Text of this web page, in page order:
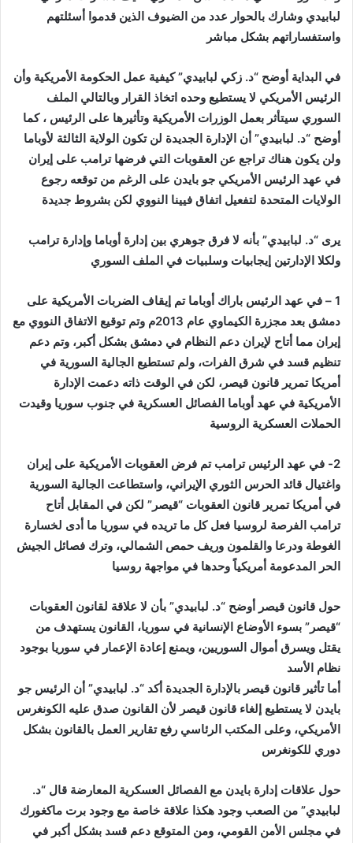
لبابيدي وشارك بالحوار عدد من الضيوف الذين قدموا أسئلتهم
واستفساراتهم بشكل مباشر
في البداية أوضح “د. زكي لبابيدي” كيفية عمل الحكومة الأمريكية وأن
الرئيس الأمريكي لا يستطيع وحده اتخاذ القرار وبالتالي الملف
السوري سيتأثر بعمل الوزرات الأمريكية وتأثيرها على الرئيس ، كما
أوضح “د. لبابيدي” أن الإدارة الجديدة لن تكون الولاية الثالثة لأوباما
ولن يكون هناك تراجع عن العقوبات التي فرضها ترامب على إيران
في عهد الرئيس الأمريكي جو بايدن على الرغم من توقعه رجوع
الولايات المتحدة لتفعيل اتفاق فيينا النووي لكن بشروط جديدة
يرى “د. لبابيدي” بأنه لا فرق جوهري بين إدارة أوباما وإدارة ترامب
ولكلا الإدارتين إيجابيات وسلبيات في الملف السوري
1 – في عهد الرئيس باراك أوباما تم إيقاف الضربات الأمريكية على
دمشق بعد مجزرة الكيماوي عام 2013م وتم توقيع الاتفاق النووي مع
إيران مما أتاح لإيران دعم النظام في دمشق بشكل أكبر، وتم دعم
تنظيم قسد في شرق الفرات، ولم تستطيع الجالية السورية في
أمريكا تمرير قانون قيصر، لكن في الوقت ذاته دعمت الإدارة
الأمريكية في عهد أوباما الفصائل العسكرية في جنوب سوريا وقيدت
الحملات العسكرية الروسية
2- في عهد الرئيس ترامب تم فرض العقوبات الأمريكية على إيران
واغتيال قائد الحرس الثوري الإيراني، واستطاعت الجالية السورية
في أمريكا تمرير قانون العقوبات “قيصر” لكن في المقابل أتاح
ترامب الفرصة لروسيا فعل كل ما تريده في سوريا ما أدى لخسارة
الغوطة ودرعا والقلمون وريف حمص الشمالي، وترك فصائل الجيش
الحر المدعومة أمريكياً وحدها في مواجهة روسيا
حول قانون قيصر أوضح “د. لبابيدي” بأن لا علاقة لقانون العقوبات
“قيصر” بسوء الأوضاع الإنسانية في سوريا، القانون يستهدف من
يقتل ويسرق أموال السوريين، ويمنع إعادة الإعمار في سوريا بوجود
نظام الأسد
أما تأثير قانون قيصر بالإدارة الجديدة أكد “د. لبابيدي” أن الرئيس جو
بايدن لا يستطيع إلغاء قانون قيصر لأن القانون صدق عليه الكونغرس
الأمريكي، وعلى المكتب الرئاسي رفع تقارير العمل بالقانون بشكل
دوري للكونغرس
حول علاقات إدارة بايدن مع الفصائل العسكرية المعارضة قال “د.
لبابيدي” من الصعب وجود هكذا علاقة خاصة مع وجود برت ماكغورك
في مجلس الأمن القومي، ومن المتوقع دعم قسد بشكل أكبر في